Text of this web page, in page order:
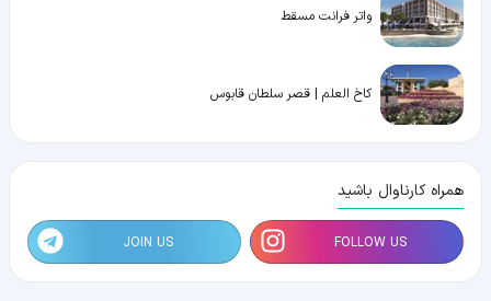
واتر فرانت مسقط
کاخ العلم | قصر سلطان قابوس
همراه کارناوال باشید
FOLLOW US
JOIN US